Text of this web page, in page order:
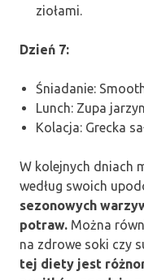
ziołami.
Dzień 7:
Śniadanie:
Lunch: Zupa
Kolacja: Grecka
W kolejnych dniach
według swoich
sezonowych
potraw. Można
na zdrowe soki czy
tej diety jest